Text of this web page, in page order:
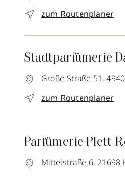
zum Routenplaner
Stadtparfümerie
Große Straße 51,
zum Routenplaner
Parfümerie Plett-
Mittelstraße 6, 21698